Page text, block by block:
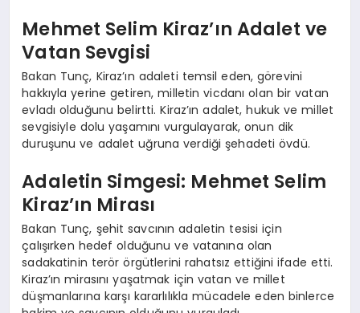
Mehmet Selim Kiraz’ın Adalet ve
Vatan Sevgisi
Bakan Tunç, Kiraz’ın adaleti temsil eden, görevini
hakkıyla yerine getiren, milletin vicdanı olan bir vatan
evladı olduğunu belirtti. Kiraz’ın adalet, hukuk ve millet
sevgisiyle dolu yaşamını vurgulayarak, onun dik
duruşunu ve adalet uğruna verdiği şehadeti övdü.
Adaletin Simgesi: Mehmet Selim
Kiraz’ın Mirası
Bakan Tunç, şehit savcının adaletin tesisi için
çalışırken hedef olduğunu ve vatanına olan
sadakatinin terör örgütlerini rahatsız ettiğini ifade etti.
Kiraz’ın mirasını yaşatmak için vatan ve millet
düşmanlarına karşı kararlılıkla mücadele eden binlerce